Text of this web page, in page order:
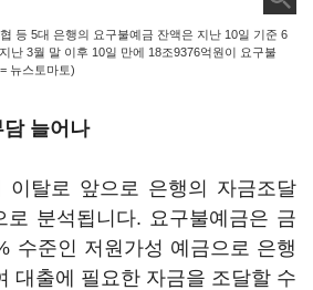
협 등 5대 은행의 요구불예금 잔액은 지난 10일 기준 6
난 3월 말 이후 10일 만에 18조9376억원이 요구불
뉴스토마토)
늘어나
이탈로 앞으로 은행의 자금조달
로 분석됩니다. 요구불예금은 금
수준인 저원가성 예금으로 은행
대출에 필요한 자금을 조달할 수